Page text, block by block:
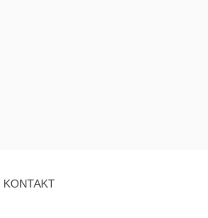
KONTAKT